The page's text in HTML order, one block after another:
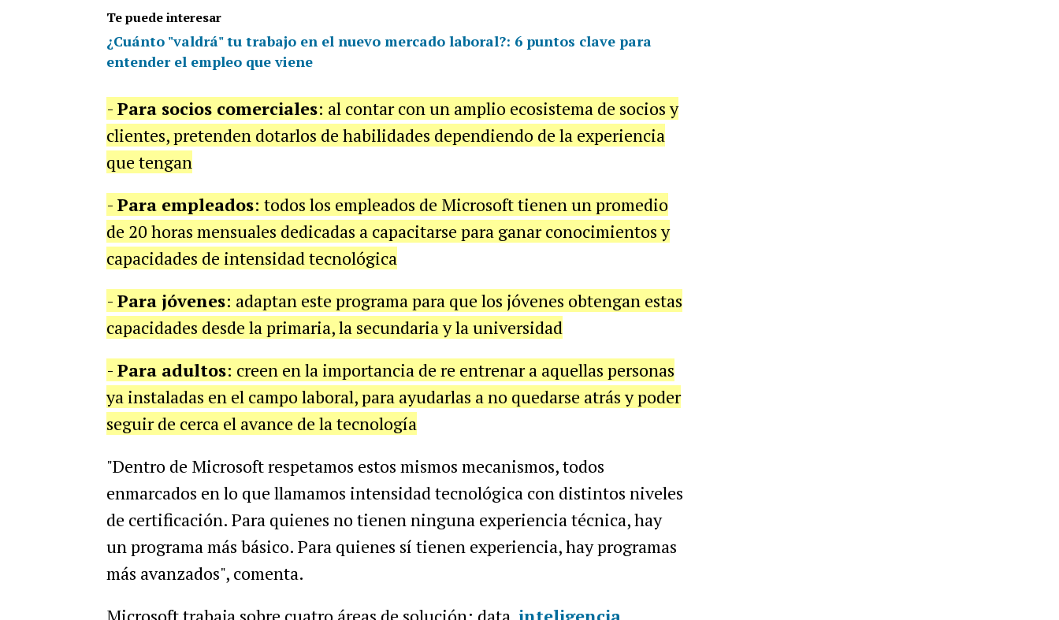
Te puede interesar
¿Cuánto "valdrá" tu trabajo en el nuevo mercado laboral?: 6 puntos clave para
entender el empleo que viene
- Para socios comerciales: al contar con un amplio ecosistema de socios y
clientes, pretenden dotarlos de habilidades dependiendo de la experiencia
que tengan
- Para empleados: todos los empleados de Microsoft tienen un promedio
de 20 horas mensuales dedicadas a capacitarse para ganar conocimientos y
capacidades de intensidad tecnológica
- Para jóvenes: adaptan este programa para que los jóvenes obtengan estas
capacidades desde la primaria, la secundaria y la universidad
- Para adultos: creen en la importancia de re entrenar a aquellas personas
ya instaladas en el campo laboral, para ayudarlas a no quedarse atrás y poder
seguir de cerca el avance de la tecnología
"Dentro de Microsoft respetamos estos mismos mecanismos, todos
enmarcados en lo que llamamos intensidad tecnológica con distintos niveles
de certificación. Para quienes no tienen ninguna experiencia técnica, hay
un programa más básico. Para quienes sí tienen experiencia, hay programas
más avanzados", comenta.